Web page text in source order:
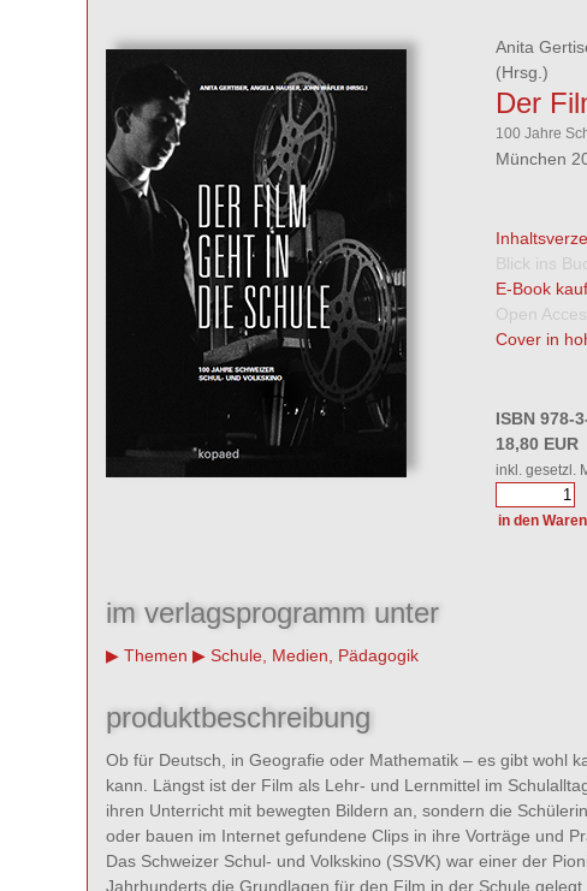
Anita
(Hrsg.)
Der
100 Jahre
München
Blick ins
E-Book
Open
Cover in
ISBN 978-
18,80 EUR
inkl. gesetzl.
im verlagsprogramm unter
Themen Schule, Medien, Pädagogik
produktbeschreibung
Ob für Deutsch, in Geografie oder Mathematik – es gibt wohl
kann. Längst ist der Film als Lehr- und Lernmittel im
ihren Unterricht mit bewegten Bildern an, sondern die
oder bauen im Internet gefundene Clips in ihre Vorträge und
Das Schweizer Schul- und Volkskino (SSVK) war einer der
Jahrhunderts die Grundlagen für den Film in der Schule